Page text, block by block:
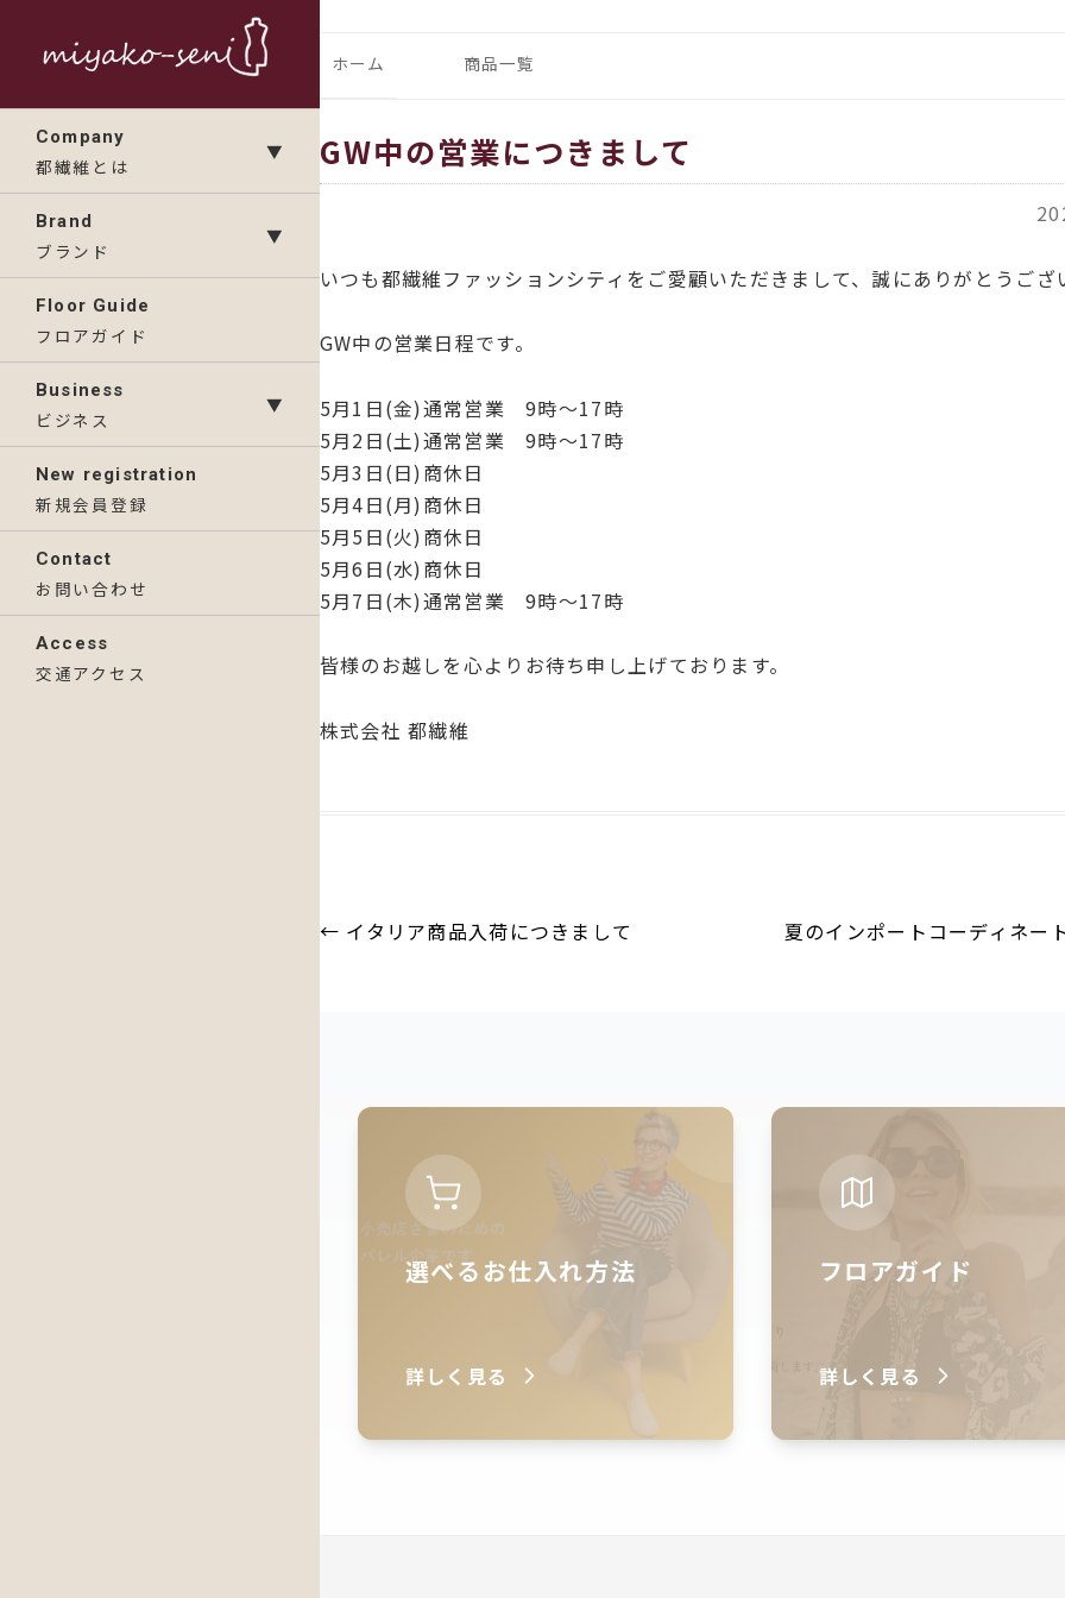
Company
都繊維とは
▼
Brand
ブランド
▼
Floor Guide
フロアガイド
Business
ビジネス
▼
New registration
新規会員登録
Contact
お問い合わせ
Access
交通アクセス
ン
ツ
へ
ッ
フランス、イタリア、アメリカのインポー
ランドの「都繊維」
ホーム 商品一覧
KAVACH（カバチ）商品一覧
GW中の営業につきまして
いつも都繊維ファッションシティをご愛顧いただきまして、誠にありがとうござ
GW中の営業日程です。
5月1日(金)通常営業 9時～17時
5月2日(土)通常営業 9時～17時
5月3日(日)商休日
5月4日(月)商休日
5月5日(火)商休日
5月6日(水)商休日
5月7日(木)通常営業 9時～17時
皆様のお越しを心よりお待ち申し上げております。
株式会社 都繊維
投
← イタリア商品入荷につきまして 夏のインポートコーディネー
選べるお仕入れ方法
詳しく見る
フロアガイド
詳しく見る